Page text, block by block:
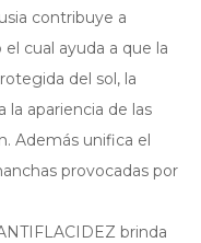
contribuye a
cual ayuda a que la
del sol, la
la apariencia de las
Además unifica el
provocadas por
brinda